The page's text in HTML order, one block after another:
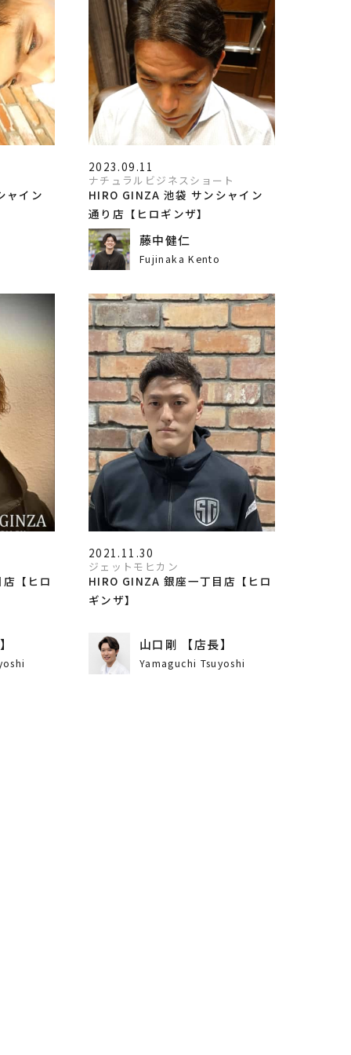
ャイン
2023.09.11
ナチュラルビジネスショート
HIRO GINZA 池袋 サンシャイン
通り店【ヒロギンザ】
藤中健仁
Fujinaka Kento
【ヒロ
2021.11.30
ジェットモヒカン
HIRO GINZA 銀座一丁目店【ヒロ
ギンザ】
山口剛 【店長】
Yamaguchi Tsuyoshi